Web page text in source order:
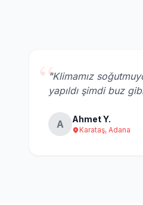
“"Klimamız
yapıldı şimdi buz
A Ahmet Y.
Karataş, Adana